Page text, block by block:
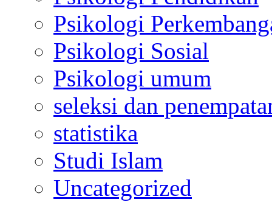
Psikologi
Psikologi Sosial
Psikologi umum
seleksi dan
statistika
Studi Islam
Uncategorized